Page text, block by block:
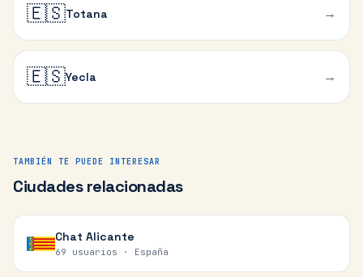
🇪🇸Totana →
🇪🇸Yecla →
TAMBIÉN TE PUEDE INTERESAR
Ciudades relacionadas
Chat Alicante
69 usuarios · España